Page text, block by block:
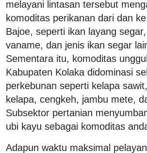
melayani lintasan tersebut
komoditas perikanan dari dan
Bajoe, seperti ikan layang
vaname, dan jenis ikan segar
Sementara itu, komoditas
Kabupaten Kolaka didominasi
perkebunan seperti kelapa
kelapa, cengkeh, jambu mete,
Subsektor pertanian
ubi kayu sebagai komoditas
Adapun waktu maksimal